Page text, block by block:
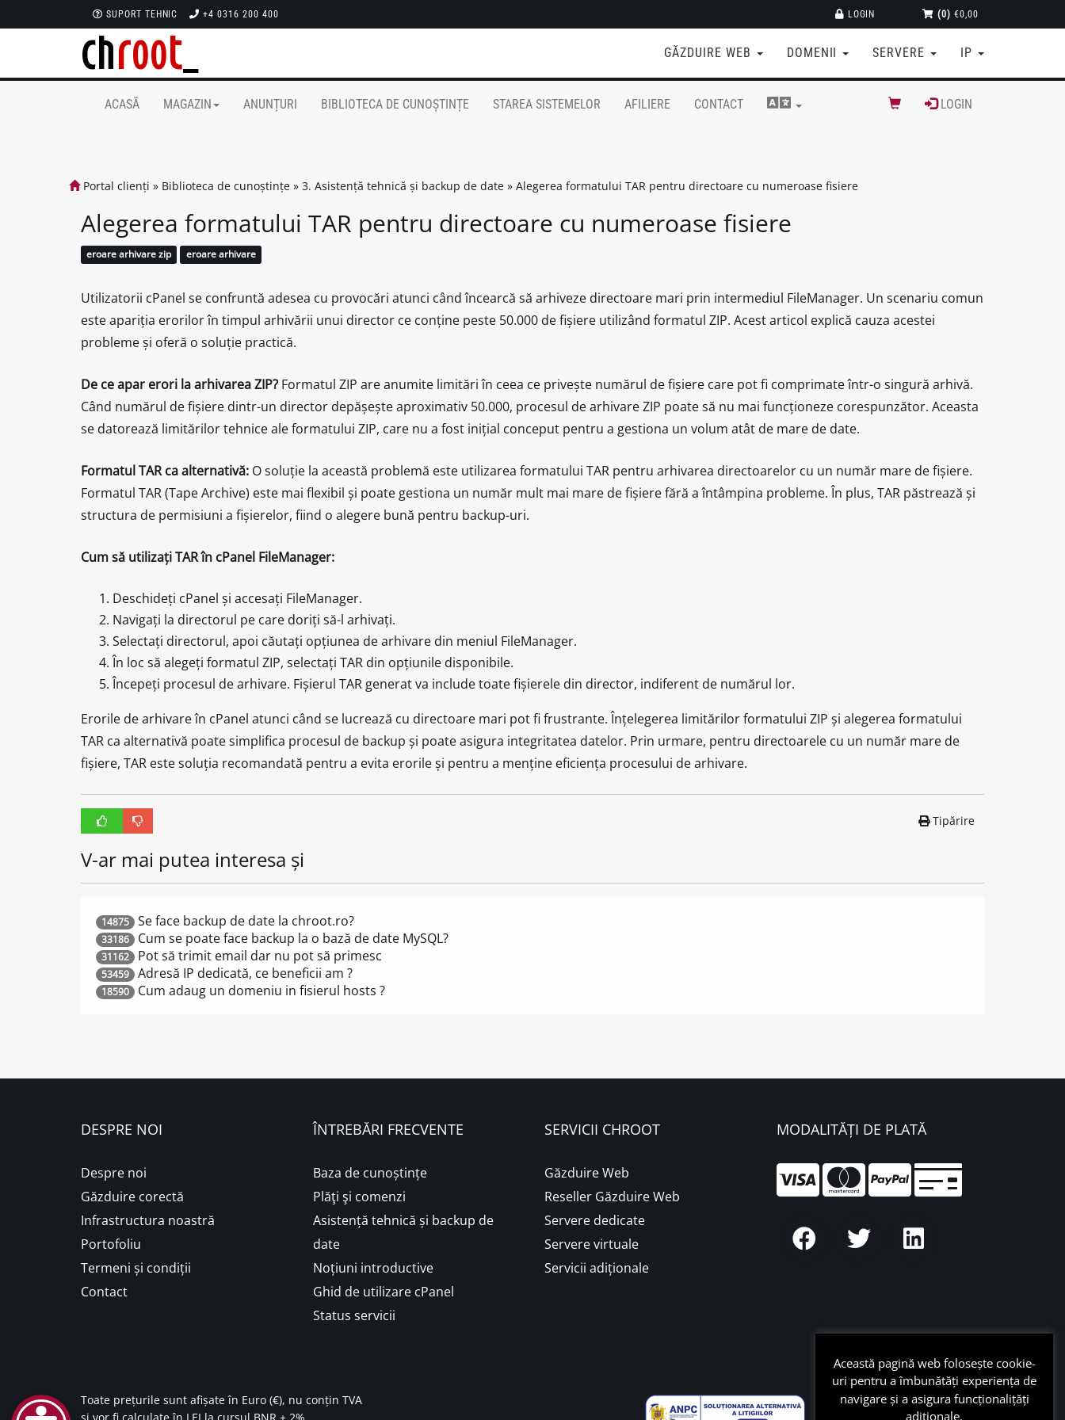
SUPORT TEHNIC +4 0316 200 400 (0) €0,00
LOGIN
GĂZDUIRE WEB DOMENII SERVERE IP
ACASĂ MAGAZIN ANUNȚURI BIBLIOTECA DE CUNOȘTINȚE STAREA SISTEMELOR AFILIERE CONTACT LOGIN
Portal clienți » Biblioteca de cunoștințe » 3. Asistență tehnică și backup de date » Alegerea formatului TAR pentru directoare cu numeroase fisiere
Alegerea formatului TAR pentru directoare cu numeroase fisiere
eroare arhivare zip eroare arhivare
Utilizatorii cPanel se confruntă adesea cu provocări atunci când încearcă să arhiveze directoare mari prin intermediul FileManager. Un scenariu comun
este apariția erorilor în timpul arhivării unui director ce conține peste 50.000 de fișiere utilizând formatul ZIP. Acest articol explică cauza acestei
probleme și oferă o soluție practică.
De ce apar erori la arhivarea ZIP? Formatul ZIP are anumite limitări în ceea ce privește numărul de fișiere care pot fi comprimate într-o singură arhivă.
Când numărul de fișiere dintr-un director depășește aproximativ 50.000, procesul de arhivare ZIP poate să nu mai funcționeze corespunzător. Aceasta
se datorează limitărilor tehnice ale formatului ZIP, care nu a fost inițial conceput pentru a gestiona un volum atât de mare de date.
Formatul TAR ca alternativă: O soluție la această problemă este utilizarea formatului TAR pentru arhivarea directoarelor cu un număr mare de fișiere.
Formatul TAR (Tape Archive) este mai flexibil și poate gestiona un număr mult mai mare de fișiere fără a întâmpina probleme. În plus, TAR păstrează și
structura de permisiuni a fișierelor, fiind o alegere bună pentru backup-uri.
Cum să utilizați TAR în cPanel FileManager:
Deschideți cPanel și accesați FileManager.
Navigați la directorul pe care doriți să-l arhivați.
Selectați directorul, apoi căutați opțiunea de arhivare din meniul FileManager.
În loc să alegeți formatul ZIP, selectați TAR din opțiunile disponibile.
Începeți procesul de arhivare. Fișierul TAR generat va include toate fișierele din director, indiferent de numărul lor.
Erorile de arhivare în cPanel atunci când se lucrează cu directoare mari pot fi frustrante. Înțelegerea limitărilor formatului ZIP și alegerea formatului
TAR ca alternativă poate simplifica procesul de backup și poate asigura integritatea datelor. Prin urmare, pentru directoarele cu un număr mare de
fișiere, TAR este soluția recomandată pentru a evita erorile și pentru a menține eficiența procesului de arhivare.
Tipărire
V-ar mai putea interesa și
14875 Se face backup de date la chroot.ro?
33186 Cum se poate face backup la o bază de date MySQL?
31162 Pot să trimit email dar nu pot să primesc
53459 Adresă IP dedicată, ce beneficii am ?
18590 Cum adaug un domeniu in fisierul hosts ?
DESPRE NOI
Despre noi
Găzduire corectă
Infrastructura noastră
Portofoliu
Termeni și condiții
Contact
ÎNTREBĂRI FRECVENTE
Baza de cunoștințe
Plăţi şi comenzi
Asistență tehnică și backup de
date
Noțiuni introductive
Ghid de utilizare cPanel
Status servicii
SERVICII CHROOT
Găzduire Web
Reseller Găzduire Web
Servere dedicate
Servere virtuale
Servicii adiționale
MODALITĂȚI DE PLATĂ
Toate prețurile sunt afișate în Euro (€), nu conțin TVA
Această pagină web folosește cookie-
uri pentru a îmbunătăți experiența de
navigare și a asigura funcționalițăți
adiționale.